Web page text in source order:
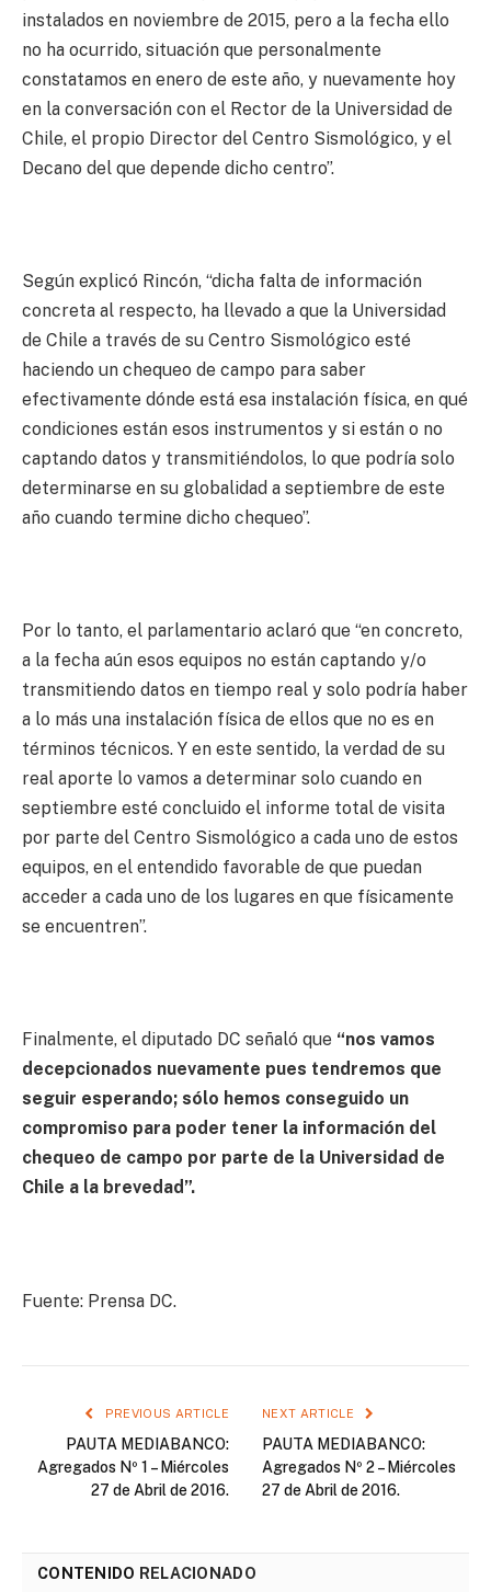
instalados en noviembre de 2015, pero a la fecha ello
no ha ocurrido, situación que personalmente
constatamos en enero de este año, y nuevamente hoy
en la conversación con el Rector de la Universidad de
Chile, el propio Director del Centro Sismológico, y el
Decano del que depende dicho centro”.
Según explicó Rincón, “dicha falta de información
concreta al respecto, ha llevado a que la Universidad
de Chile a través de su Centro Sismológico esté
haciendo un chequeo de campo para saber
efectivamente dónde está esa instalación física, en qué
condiciones están esos instrumentos y si están o no
captando datos y transmitiéndolos, lo que podría solo
determinarse en su globalidad a septiembre de este
año cuando termine dicho chequeo”.
Por lo tanto, el parlamentario aclaró que “en concreto,
a la fecha aún esos equipos no están captando y/o
transmitiendo datos en tiempo real y solo podría haber
a lo más una instalación física de ellos que no es en
términos técnicos. Y en este sentido, la verdad de su
real aporte lo vamos a determinar solo cuando en
septiembre esté concluido el informe total de visita
por parte del Centro Sismológico a cada uno de estos
equipos, en el entendido favorable de que puedan
acceder a cada uno de los lugares en que físicamente
se encuentren”.
Finalmente, el diputado DC señaló que “nos vamos
decepcionados nuevamente pues tendremos que
seguir esperando; sólo hemos conseguido un
compromiso para poder tener la información del
chequeo de campo por parte de la Universidad de
Chile a la brevedad”.
Fuente: Prensa DC.
PREVIOUS ARTICLE
PAUTA MEDIABANCO:
Agregados Nº 1 – Miércoles
27 de Abril de 2016.
NEXT ARTICLE
PAUTA MEDIABANCO:
Agregados Nº 2 – Miércoles
27 de Abril de 2016.
CONTENIDO RELACIONADO